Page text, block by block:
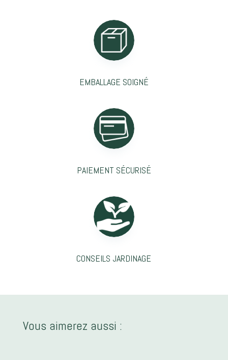
EMBALLAGE SOIGNÉ
PAIEMENT SÉCURISÉ
CONSEILS JARDINAGE
Vous aimerez aussi :